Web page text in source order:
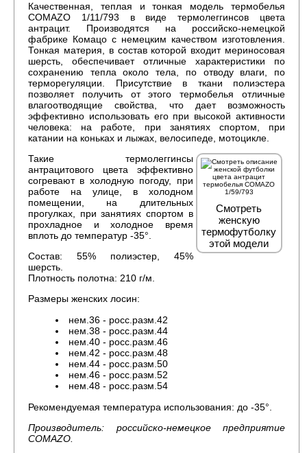
Качественная, теплая и тонкая модель термобелья
COMAZO 1/11/793 в виде термолеггинсов цвета
антрацит. Производятся на российско-немецкой
фабрике Комацо с немецким качеством изготовления.
Тонкая материя, в состав которой входит мериносовая
шерсть, обеспечивает отличные характеристики по
сохранению тепла около тела, по отводу влаги, по
терморегуляции. Присутствие в ткани полиэстера
позволяет получить от этого термобелья отличные
влагоотводящие свойства, что дает возможность
эффективно использовать его при высокой активности
человека: на работе, при занятиях спортом, при
катании на коньках и лыжах, велосипеде, мотоцикле.
Смотреть
женскую
термофутболку
этой модели
Такие термолеггинсы
антрацитового цвета эффективно
согревают в холодную погоду, при
работе на улице, в холодном
помещении, на длительных
прогулках, при занятиях спортом в
прохладное и холодное время
вплоть до температур -35°.
Состав: 55% полиэстер, 45%
шерсть.
Плотность полотна: 210 г/м.
Размеры женских лосин:
нем.36 - росс.разм.42
нем.38 - росс.разм.44
нем.40 - росс.разм.46
нем.42 - росс.разм.48
нем.44 - росс.разм.50
нем.46 - росс.разм.52
нем.48 - росс.разм.54
Рекомендуемая температура использования: до -35°.
Производитель: российско-немецкое предприятие
COMAZO.